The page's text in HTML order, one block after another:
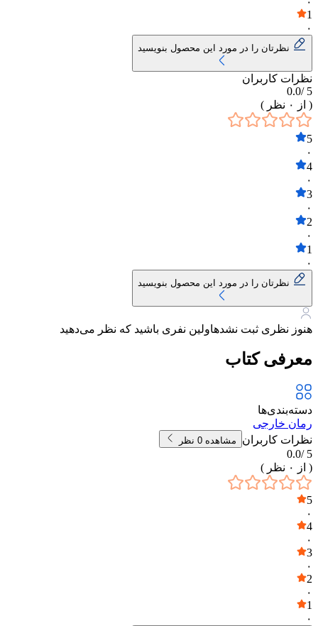
1
۰
نظرتان را در مورد این محصول بنویسید
نظرات کاربران
5 /
0.0
( از
۰ نظر )
5
۰
4
۰
3
۰
2
۰
1
۰
نظرتان را در مورد این محصول بنویسید
هنوز نظری ثبت نشدهاولین نفری باشید که نظر می‌دهید
معرفی کتاب
دسته‌بندی‌ها
رمان خارجی
نظرات کاربران
مشاهده 0 نظر
5 /
0.0
( از
۰ نظر )
5
۰
4
۰
3
۰
2
۰
1
۰